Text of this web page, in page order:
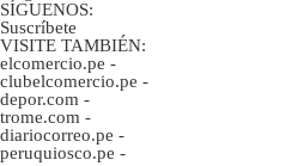
SÍGUENOS:
Suscríbete
VISITE TAMBIÉN:
elcomercio.pe -
clubelcomercio.pe -
depor.com -
trome.com -
diariocorreo.pe -
peruquiosco.pe -